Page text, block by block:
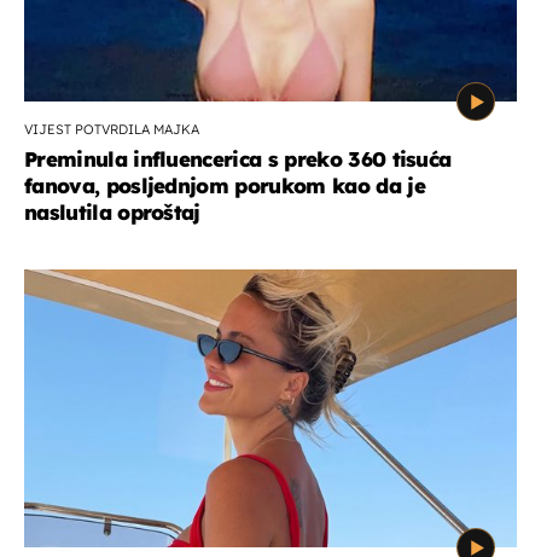
VIJEST POTVRDILA MAJKA
Preminula influencerica s preko 360 tisuća
fanova, posljednjom porukom kao da je
naslutila oproštaj